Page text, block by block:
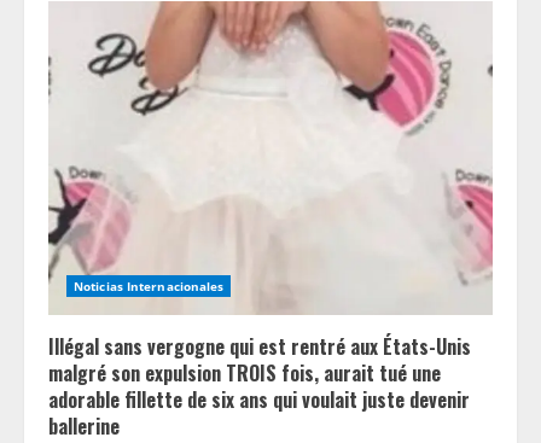
R
a
d
i
n
g
Noticias Internacionales
Illégal sans vergogne qui est rentré aux États-Unis
malgré son expulsion TROIS fois, aurait tué une
adorable fillette de six ans qui voulait juste devenir
ballerine